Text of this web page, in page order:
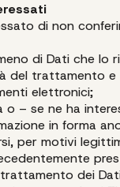
di non
di Dati che lo
del trattamento
elettronici;
– se ne ha
in forma
per motivi
dei